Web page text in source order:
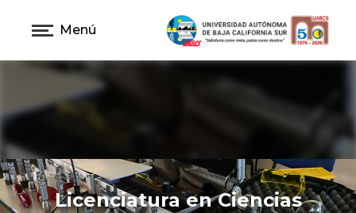
Menú
Licenciatura en Ciencias